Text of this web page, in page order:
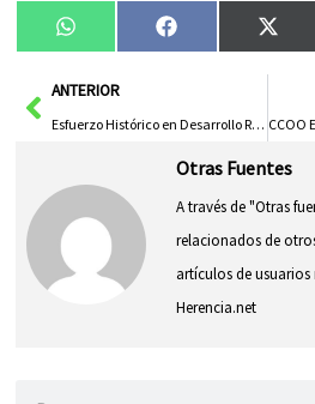
Compartir
en
WhatsAppCompartir
en
Facebook
en
X
AntANTERIOR
Esfuerzo Histórico en Desarrollo Rural y Apoyo a los GDR
Otras Fuentes
A través de "Otras
relacionados de
artículos de
Herencia.net